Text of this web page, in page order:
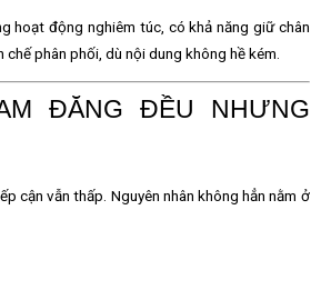
hoạt động nghiêm túc, có khả năng giữ chân
phân phối, dù nội dung không hề kém.
ĐĂNG ĐỀU NHƯNG
cận vẫn thấp. Nguyên nhân không hẳn nằm ở